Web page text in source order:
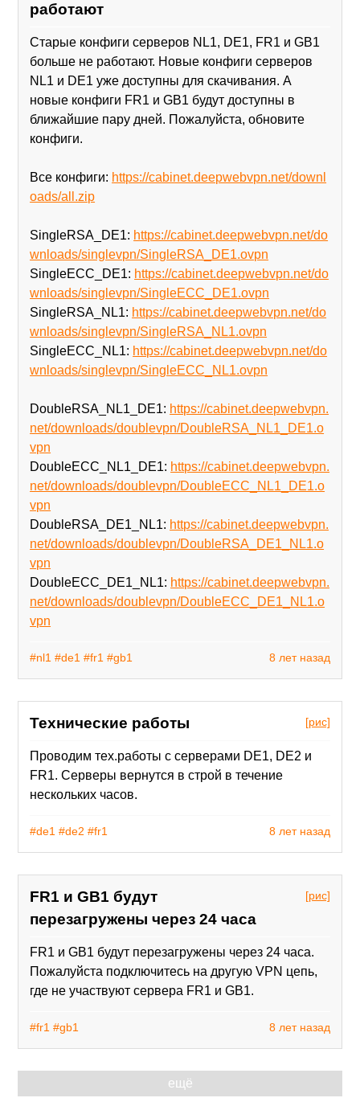
работают
Старые конфиги серверов NL1, DE1, FR1 и GB1
больше не работают. Новые конфиги серверов
NL1 и DE1 уже доступны для скачивания. А
новые конфиги FR1 и GB1 будут доступны в
ближайшие пару дней. Пожалуйста, обновите
конфиги.
Все конфиги: https://cabinet.deepwebvpn.net/downl
oads/all.zip
SingleRSA_DE1: https://cabinet.deepwebvpn.net/do
wnloads/singlevpn/SingleRSA_DE1.ovpn
SingleECC_DE1: https://cabinet.deepwebvpn.net/do
wnloads/singlevpn/SingleECC_DE1.ovpn
SingleRSA_NL1: https://cabinet.deepwebvpn.net/do
wnloads/singlevpn/SingleRSA_NL1.ovpn
SingleECC_NL1: https://cabinet.deepwebvpn.net/do
wnloads/singlevpn/SingleECC_NL1.ovpn
DoubleRSA_NL1_DE1: https://cabinet.deepwebvpn.
net/downloads/doublevpn/DoubleRSA_NL1_DE1.o
vpn
DoubleECC_NL1_DE1: https://cabinet.deepwebvpn.
net/downloads/doublevpn/DoubleECC_NL1_DE1.o
vpn
DoubleRSA_DE1_NL1: https://cabinet.deepwebvpn.
net/downloads/doublevpn/DoubleRSA_DE1_NL1.o
vpn
DoubleECC_DE1_NL1: https://cabinet.deepwebvpn.
net/downloads/doublevpn/DoubleECC_DE1_NL1.o
vpn
8 лет назад
#nl1 #de1 #fr1 #gb1
[рис]
Технические работы
Проводим тех.работы с серверами DE1, DE2 и
FR1. Серверы вернутся в строй в течение
нескольких часов.
8 лет назад
#de1 #de2 #fr1
[рис]
FR1 и GB1 будут
перезагружены через 24 часа
FR1 и GB1 будут перезагружены через 24 часа.
Пожалуйста подключитесь на другую VPN цепь,
где не участвуют сервера FR1 и GB1.
8 лет назад
#fr1 #gb1
ещё